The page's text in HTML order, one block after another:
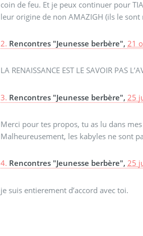
coin de feu. Et je peux continuer pour
leur origine de non AMAZIGH (ils le sont
2. Rencontres "Jeunesse berbère", 21
LA RENAISSANCE EST LE SAVOIR PAS
3. Rencontres "Jeunesse berbère", 25
Merci pour tes propos, tu as lu dans mes
Malheureusement, les kabyles ne sont
4. Rencontres "Jeunesse berbère",25
je suis entierement d’accord avec toi.